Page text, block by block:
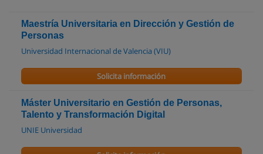
Maestría Universitaria en Dirección y Gestión de
Personas
Universidad Internacional de Valencia (VIU)
Solicita información
Máster Universitario en Gestión de Personas,
Talento y Transformación Digital
UNIE Universidad